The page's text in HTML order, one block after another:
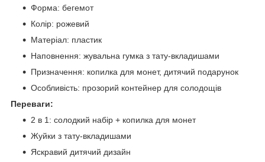
Форма: бегемот
Колір: рожевий
Матеріал: пластик
Наповнення: жувальна гумка з тату-вкладишами
Призначення: копилка для монет, дитячий подарунок
Особливість: прозорий контейнер для солодощів
Переваги:
2 в 1: солодкий набір + копилка для монет
Жуйки з тату-вкладишами
Яскравий дитячий дизайн